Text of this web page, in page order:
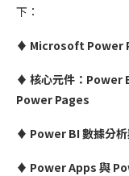
下：
♦︎ Microsoft Power
♦︎ 核心元件：Power
Power Pages
♦︎ Power BI 數據分
♦︎ Power Apps 與